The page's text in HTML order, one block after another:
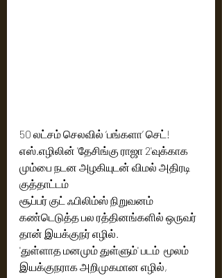
50 லட்சம் செலவில் ‘பங்களா’ செட்!
எஸ்.எழிலின் 'தேசிங்கு ராஜா 2'வுக்காக
மும்பை நடன அழகியுடன் விமல் அதிரடி
குத்தாட்டம்
சூப்பர் குட் ஃபிலிம்ஸ் நிறுவனம்
கண்டெடுத்த பல ரத்தினங்களில் ஒருவர்
தான் இயக்குநர் எழில்.
'துள்ளாத மனமும் துள்ளும்' படம்  மூலம்
இயக்குநராக அறிமுகமான எழில்,